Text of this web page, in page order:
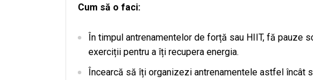
Cum să o faci:
În timpul antrenamentelor de forță sau HIIT, fă pauze
exerciții pentru a îți recupera energia.
Încearcă să îți organizezi antrenamentele astfel încât